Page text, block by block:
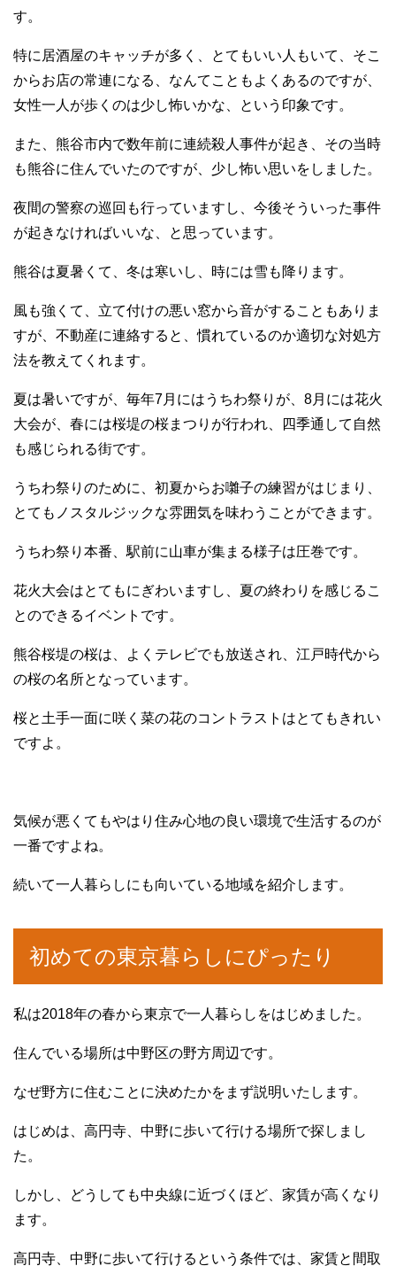
す。
特に居酒屋のキャッチが多く、とてもいい人もいて、そこ
からお店の常連になる、なんてこともよくあるのですが、
女性一人が歩くのは少し怖いかな、という印象です。
また、熊谷市内で数年前に連続殺人事件が起き、その当時
も熊谷に住んでいたのですが、少し怖い思いをしました。
夜間の警察の巡回も行っていますし、今後そういった事件
が起きなければいいな、と思っています。
熊谷は夏暑くて、冬は寒いし、時には雪も降ります。
風も強くて、立て付けの悪い窓から音がすることもありま
すが、不動産に連絡すると、慣れているのか適切な対処方
法を教えてくれます。
夏は暑いですが、毎年7月にはうちわ祭りが、8月には花火
大会が、春には桜堤の桜まつりが行われ、四季通して自然
も感じられる街です。
うちわ祭りのために、初夏からお囃子の練習がはじまり、
とてもノスタルジックな雰囲気を味わうことができます。
うちわ祭り本番、駅前に山車が集まる様子は圧巻です。
花火大会はとてもにぎわいますし、夏の終わりを感じるこ
とのできるイベントです。
熊谷桜堤の桜は、よくテレビでも放送され、江戸時代から
の桜の名所となっています。
桜と土手一面に咲く菜の花のコントラストはとてもきれい
ですよ。
気候が悪くてもやはり住み心地の良い環境で生活するのが
一番ですよね。
続いて一人暮らしにも向いている地域を紹介します。
初めての東京暮らしにぴったり
私は2018年の春から東京で一人暮らしをはじめました。
住んでいる場所は中野区の野方周辺です。
なぜ野方に住むことに決めたかをまず説明いたします。
はじめは、高円寺、中野に歩いて行ける場所で探しまし
た。
しかし、どうしても中央線に近づくほど、家賃が高くなり
ます。
高円寺、中野に歩いて行けるという条件では、家賃と間取